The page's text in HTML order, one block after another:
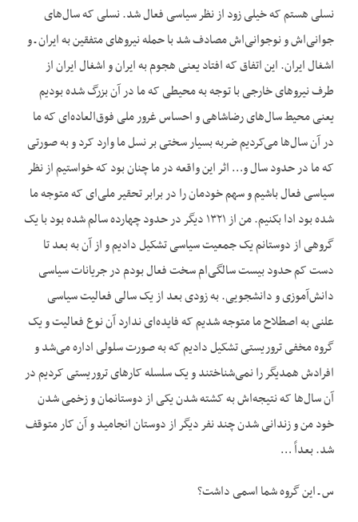
نسلی هستم که خیلی زود از نظر سیاسی فعال شد. نسلی که سال‌های
جوانی‌اش و نوجوانی‌اش مصادف شد با حمله نیروهای متفقین به ایران ـ و
اشغال ایران. این اتفاق که افتاد یعنی هجوم به ایران و اشغال ایران از
طرف نیروهای خارجی با توجه به محیطی که ما در آن بزرگ شده بودیم
یعنی محیط سال‌های رضاشاهی و احساس غرور ملی فوق‌العاده‌ای که ما
در آن سال‌ها می‌کردیم ضربه بسیار سختی بر نسل ما وارد کرد و به صورتی
که ما در حدود سال و… اثر این واقعه در ما چنان بود که خواستیم از نظر
سیاسی فعال باشیم و سهم خودمان را در برابر تحقیر ملی‌ای که متوجه ما
شده بود ادا بکنیم. من از ۱۳۲۱ دیگر در حدود چهارده سالم شده بود با یک
گروهی از دوستانم یک جمعیت سیاسی تشکیل دادیم و از آن به بعد تا
دست کم حدود بیست سالگی‌ام سخت فعال بودم در جریانات سیاسی
دانش‌آموزی و دانشجویی. به زودی بعد از یک سالی فعالیت سیاسی
علنی به اصطلاح ما متوجه شدیم که فایده‌ای ندارد آن نوع فعالیت و یک
گروه مخفی تروریستی تشکیل دادیم که به صورت سلولی اداره می‌شد و
افرادش همدیگر را نمی‌شناختند و یک سلسله کارهای تروریستی کردیم در
آن سال‌ها که نتیجه‌اش به کشته شدن یکی از دوستانمان و زخمی شدن
خود من و زندانی شدن چند نفر دیگر از دوستان انجامید و آن کار متوقف
شد. بعداً …
س ـ این گروه شما اسمی داشت؟